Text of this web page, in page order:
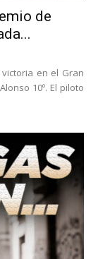
de
en el Gran
10º. El piloto